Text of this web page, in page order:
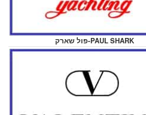
פול שארק-PAUL SHARK